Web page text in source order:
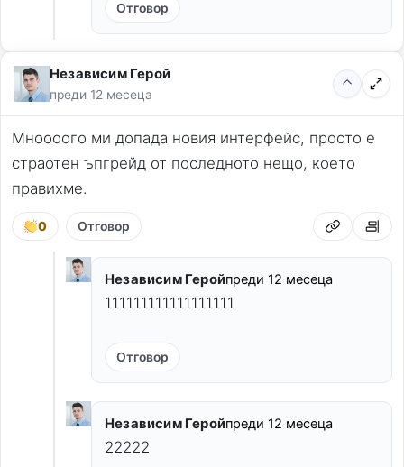
Отговор
Независим Герой
преди 12 месеца
Мноооого ми допада новия интерфейс, просто е
страотен ъпгрейд от последното нещо, което
правихме.
0 Отговор
Независим Геройпреди 12 месеца
111111111111111111
Отговор
Независим Геройпреди 12 месеца
22222